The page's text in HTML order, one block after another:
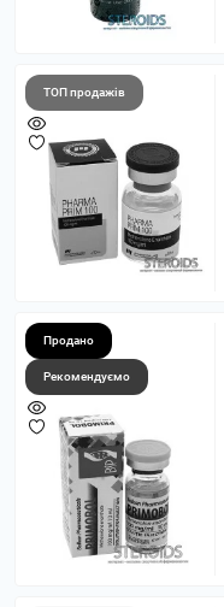
ТОП продажів
Продано
Рекомендуємо